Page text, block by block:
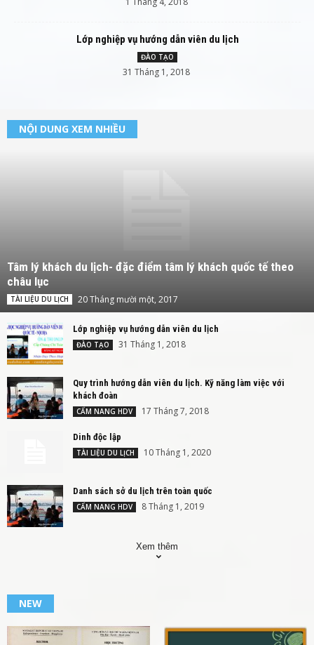
Lớp nghiệp vụ hướng dẫn viên du lịch
ĐÀO TẠO
31 Tháng 1, 2018
NỘI DUNG XEM NHIỀU
Tâm lý khách du lịch- đặc điểm tâm lý khách quốc tế theo
châu lục
TÀI LIỆU DU LỊCH 20 Tháng mười một, 2017
Lớp nghiệp vụ hướng dẫn viên du lịch
ĐÀO TẠO 31 Tháng 1, 2018
Quy trình hướng dẫn viên du lịch. Kỹ năng làm việc với
khách đoàn
CẨM NANG HDV 17 Tháng 7, 2018
Dinh độc lập
TÀI LIỆU DU LỊCH 10 Tháng 1, 2020
Danh sách sở du lịch trên toàn quốc
CẨM NANG HDV 8 Tháng 1, 2019
Xem thêm
NEW